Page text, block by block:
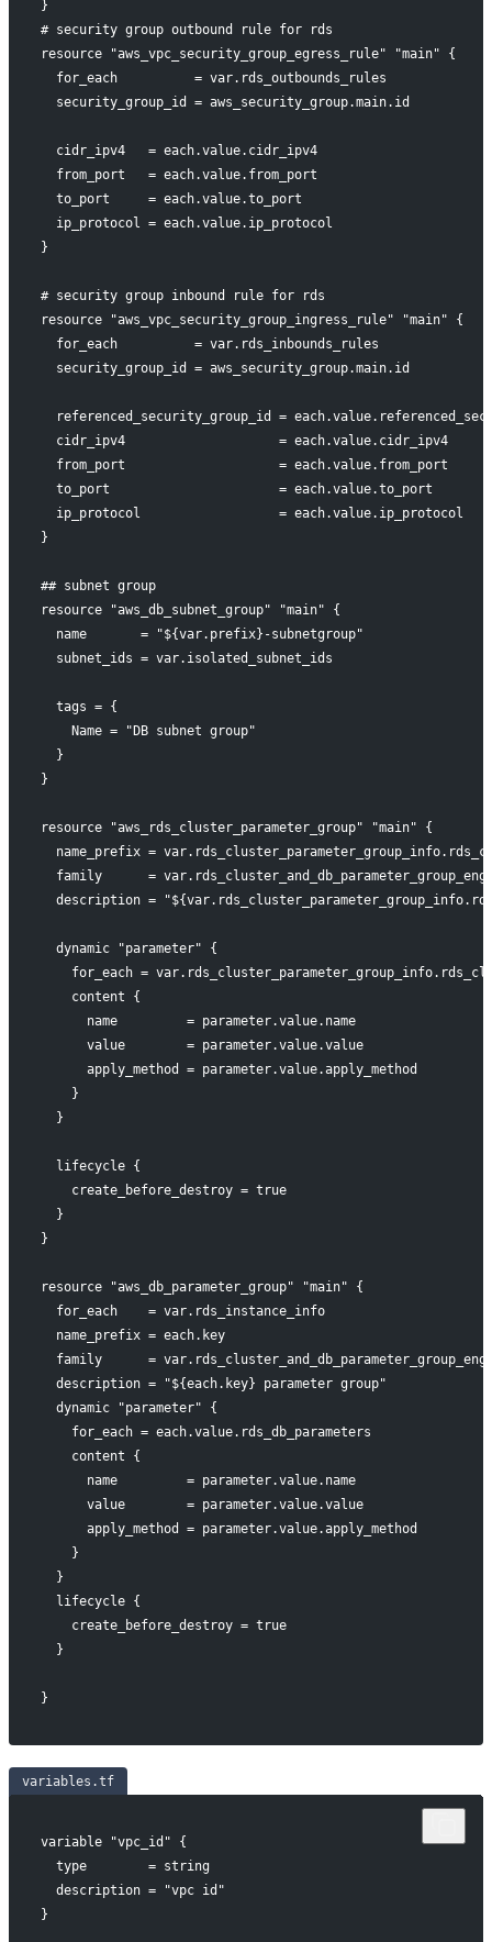
}
# security group outbound rule for rds
resource "aws_vpc_security_group_egress_rule" "main" {
  for_each          = var.rds_outbounds_rules
  security_group_id = aws_security_group.main.id
  cidr_ipv4   = each.value.cidr_ipv4
  from_port   = each.value.from_port
  to_port     = each.value.to_port
  ip_protocol = each.value.ip_protocol
}
# security group inbound rule for rds
resource "aws_vpc_security_group_ingress_rule" "main" {
  for_each          = var.rds_inbounds_rules
  security_group_id = aws_security_group.main.id
referenced_security_group_id =
  cidr_ipv4                    = each.value.cidr_ipv4
  from_port                    = each.value.from_port
  to_port                      = each.value.to_port
  ip_protocol                  = each.value.ip_protocol
}
## subnet group
resource "aws_db_subnet_group" "main" {
  name       = "${var.prefix}-subnetgroup"
  subnet_ids = var.isolated_subnet_ids
  tags = {
    Name = "DB subnet group"
  }
}
resource "aws_rds_cluster_parameter_group" "main" {
name_prefix =
family      =
description =
  dynamic "parameter" {
for_each =
    content {
      name         = parameter.value.name
      value        = parameter.value.value
      apply_method = parameter.value.apply_method
    }
  }
  lifecycle {
    create_before_destroy = true
  }
}
resource "aws_db_parameter_group" "main" {
  for_each    = var.rds_instance_info
  name_prefix = each.key
family      =
  description = "${each.key} parameter group"
  dynamic "parameter" {
    for_each = each.value.rds_db_parameters
    content {
      name         = parameter.value.name
      value        = parameter.value.value
      apply_method = parameter.value.apply_method
    }
  }
  lifecycle {
    create_before_destroy = true
  }
}
variables.tf
variable "vpc_id" {
  type        = string
  description = "vpc id"
}